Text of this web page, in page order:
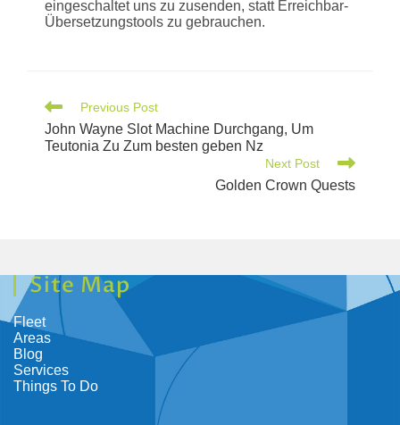
eingeschaltet uns zu zusenden, statt Erreichbar-
Übersetzungstools zu gebrauchen.
Previous Post
John Wayne Slot Machine Durchgang, Um
Teutonia Zu Zum besten geben Nz
Next Post
Golden Crown Quests
Site Map
Fleet
Areas
Blog
Services
Things To Do